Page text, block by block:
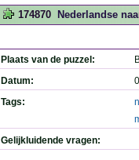
174870 Nederlandse
Plaats van de puzzel:
Datum:
Tags:
Gelijkluidende vragen: